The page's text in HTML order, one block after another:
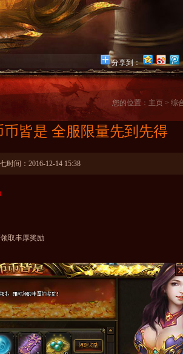
分享到：
您的位置： 主页 > 综
币皆是 全服限量先到先得
时间：2016-12-14 15:38
取丰厚奖励